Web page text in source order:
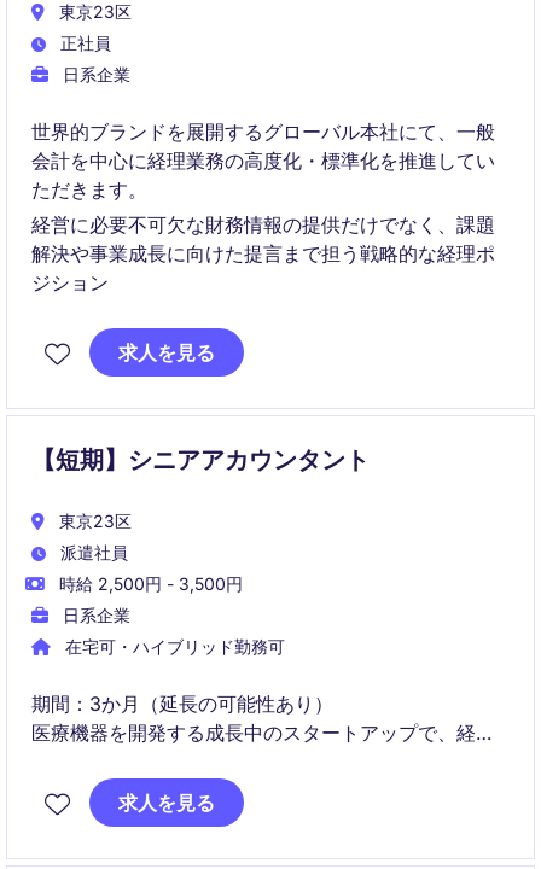
東京23区
正社員
日系企業
世界的ブランドを展開するグローバル本社にて、一般
会計を中心に経理業務の高度化・標準化を推進してい
ただきます。
経営に必要不可欠な財務情報の提供だけでなく、課題
解決や事業成長に向けた提言まで担う戦略的な経理ポ
ジション
求人を見る
【短期】シニアアカウンタント
東京23区
派遣社員
時給 2,500円 - 3,500円
日系企業
在宅可・ハイブリッド勤務可
期間：3か月（延長の可能性あり）
医療機器を開発する成長中のスタートアップで、経理
す。月次決算に携わりながら、業務改善やマニュアル
整備を通じて組織基盤づくりに貢献できます。
求人を見る